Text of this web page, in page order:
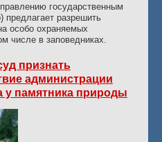
государственным
разрешить
особо охраняемых
числе в заповедниках.
признать
администрации
у памятника природы